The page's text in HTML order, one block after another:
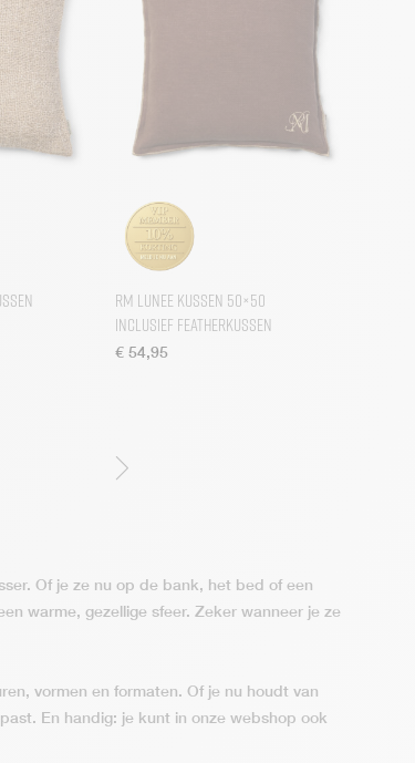
RM Lunee Kussen 50×50
inclusief Featherkussen
€ 54,95
Of je ze nu op de bank, het bed of een
warme, gezellige sfeer. Zeker wanneer je ze
vormen en formaten. Of je nu houdt van
En handig: je kunt in onze webshop ook